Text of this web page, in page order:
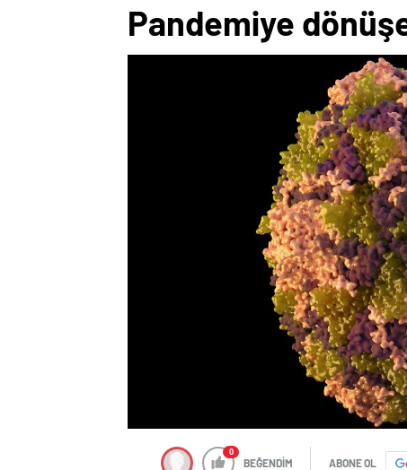
Pandemiye
0
BEĞENDİM ABONE OL